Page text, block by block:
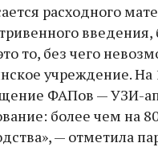
расходного
введения,
то, без чего
учреждение. На
ФАПов — УЗИ-
более чем на
— отметила